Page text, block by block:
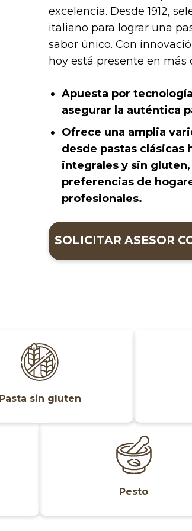
excelencia. Desde 1912,
italiano para lograr una
sabor único. Con
hoy está presente en más
Apuesta por
asegurar la auténtica
Ofrece una amplia
desde pastas clásicas
integrales y sin
preferencias de
profesionales.
SOLICITAR ASESOR
Pasta sin gluten
Pesto